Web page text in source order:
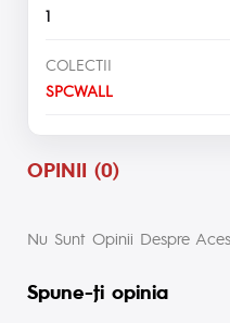
1
COLECTII
SPCWALL
OPINII (0)
Nu Sunt Opinii Despre
Spune-ţi opinia